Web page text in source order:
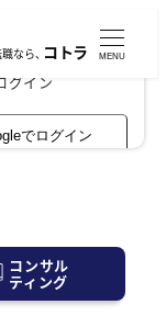
×
グイン
でログイン
なら、コトラ MENU
界
M&Aコン
解剖！
コンサル
ティング